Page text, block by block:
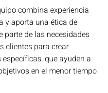
combina experiencia
y aporta una ética de
parte de las necesidades
clientes para crear
que ayuden a
en el menor tiempo